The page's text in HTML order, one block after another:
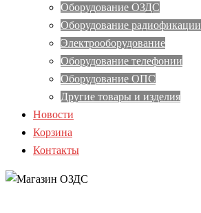
Оборудование ОЗДС
Оборудование радиофикации
Электрооборудование
Оборудование телефонии
Оборудование ОПС
Другие товары и изделия
Новости
Корзина
Контакты